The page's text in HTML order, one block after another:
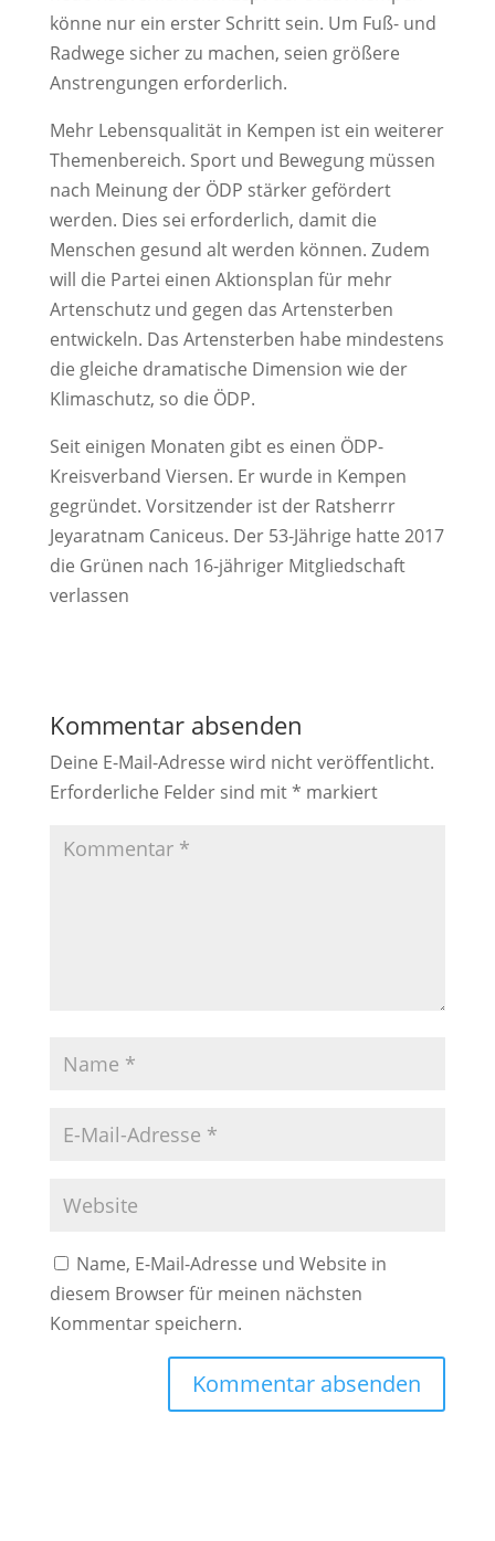
könne nur ein erster Schritt sein. Um Fuß- und
Radwege sicher zu machen, seien größere
Anstrengungen erforderlich.
Mehr Lebensqualität in Kempen ist ein weiterer
Themenbereich. Sport und Bewegung müssen
nach Meinung der ÖDP stärker gefördert
werden. Dies sei erforderlich, damit die
Menschen gesund alt werden können. Zudem
will die Partei einen Aktionsplan für mehr
Artenschutz und gegen das Artensterben
entwickeln. Das Artensterben habe mindestens
die gleiche dramatische Dimension wie der
Klimaschutz, so die ÖDP.
Seit einigen Monaten gibt es einen ÖDP-
Kreisverband Viersen. Er wurde in Kempen
gegründet. Vorsitzender ist der Ratsherrr
Jeyaratnam Caniceus. Der 53-Jährige hatte 2017
die Grünen nach 16-jähriger Mitgliedschaft
verlassen
Kommentar absenden
Deine E-Mail-Adresse wird nicht veröffentlicht.
Erforderliche Felder sind mit* markiert
Name, E-Mail-Adresse und Website in
diesem Browser für meinen nächsten
Kommentar speichern.